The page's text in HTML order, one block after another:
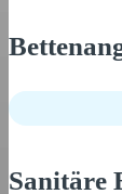
Sanitäre